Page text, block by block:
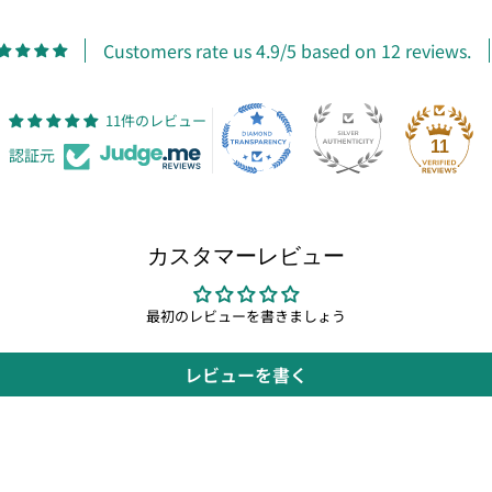
Customers rate us 4.9/5 based on 12 reviews.
11件のレビュー
認証元 11
カスタマーレビュー
最初のレビューを書きましょう
レビューを書く